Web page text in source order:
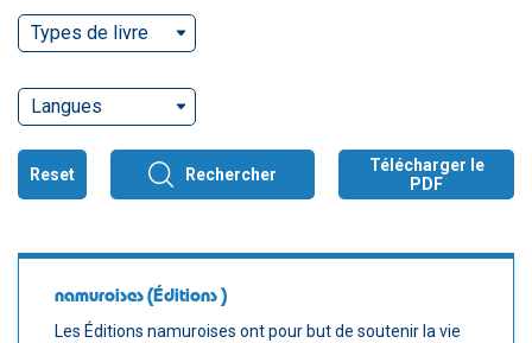
Types de livre
Langues
Reset Rechercher
Télécharger le
PDF
namuroises (Éditions )
Les Éditions namuroises ont pour but de soutenir la vie